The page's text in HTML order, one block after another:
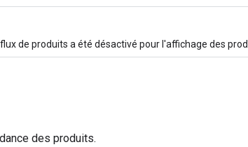
flux de produits a été désactivé pour l'affichage des
des produits.